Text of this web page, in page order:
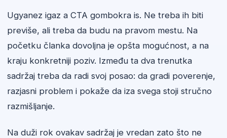
Ugyanez igaz a CTA gombokra is. Ne treba ih biti
previše, ali treba da budu na pravom mestu. Na
početku članka dovoljna je opšta mogućnost, a na
kraju konkretniji poziv. Između ta dva trenutka
sadržaj treba da radi svoj posao: da gradi poverenje,
razjasni problem i pokaže da iza svega stoji stručno
razmišljanje.
Na duži rok ovakav sadržaj je vredan zato što ne